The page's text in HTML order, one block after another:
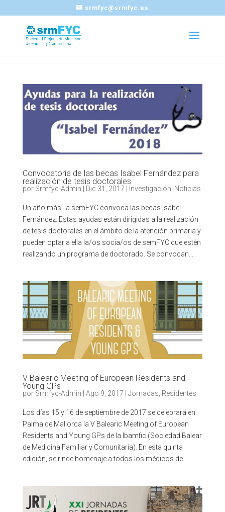
srmfyc@srmfyc.es
Convocatoria de las becas Isabel Fernández para
realización de tesis doctorales
por Srmfyc-Admin Dic 31, 2017 Investigación, Noticias
Un año más, la semFYC convoca las becas Isabel
Fernández. Estas ayudas están dirigidas a la realización
de tesis doctorales en el ámbito de la atención primaria y
pueden optar a ella la/os socia/os de semFYC que estén
realizando un programa de doctorado. Se convocan...
V Balearic Meeting of European Residents and
Young GPs
por Srmfyc-Admin Ago 9, 2017 Jornadas Residentes
Los días 15 y 16 de septiembre de 2017 se celebrará en
Palma de Mallorca la V Balearic Meeting of European
Residents and Young GPs de la Ibamfic (Sociedad Balear
de Medicina Familiar y Comunitaria). En esta quinta
edición, se rinde homenaje a todos los médicos de...